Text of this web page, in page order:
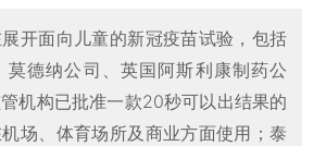
开面向儿童的新冠疫苗试验，包括
莫德纳公司、英国阿斯利康制药公
机构已批准一款20秒可以出结果的
场、体育场所及商业方面使用；泰